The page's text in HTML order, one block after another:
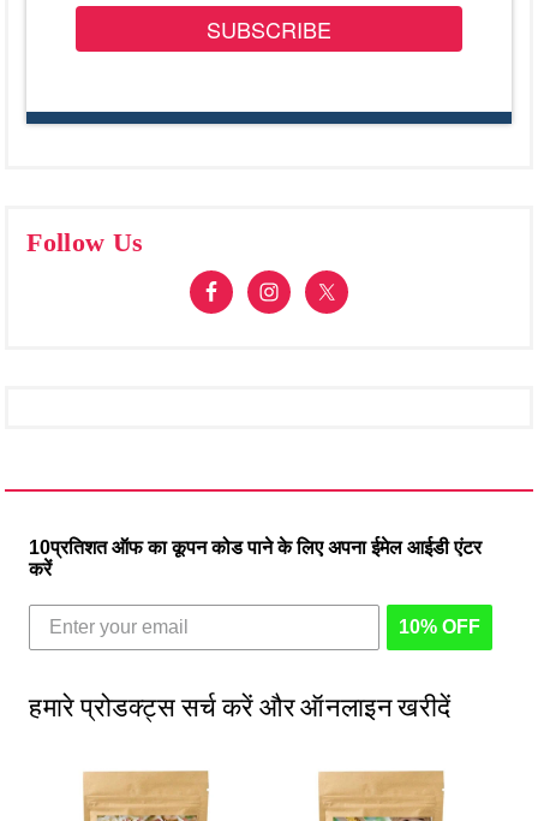
SUBSCRIBE
Follow Us
10प्रतिशत ऑफ का कूपन कोड पाने के लिए अपना ईमेल आईडी एंटर
करें
10% OFF
हमारे प्रोडक्ट्स सर्च करें और ऑनलाइन खरीदें